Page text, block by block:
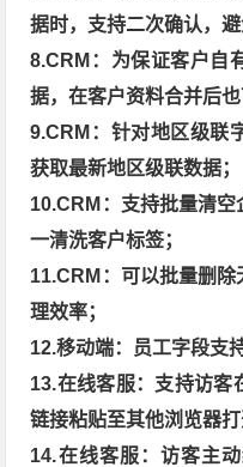
据时，支持二次确认，避
8.CRM：为保证客户自
据，在客户资料合并后也
9.CRM：针对地区级联
获取最新地区级联数据；
10.CRM：支持批量清
一清洗客户标签；
11.CRM：可以批量删
理效率；
12.移动端：员工字段支
13.在线客服：支持访客
链接粘贴至其他浏览器打
14.在线客服：访客主